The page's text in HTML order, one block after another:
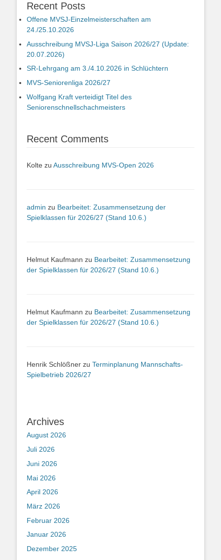
Recent Posts
Offene MVSJ-Einzelmeisterschaften am
24./25.10.2026
Ausschreibung MVSJ-Liga Saison 2026/27 (Update:
20.07.2026)
SR-Lehrgang am 3./4.10.2026 in Schlüchtern
MVS-Seniorenliga 2026/27
Wolfgang Kraft verteidigt Titel des
Seniorenschnellschachmeisters
Recent Comments
Kolte zu Ausschreibung MVS-Open 2026
admin zu Bearbeitet: Zusammensetzung der
Spielklassen für 2026/27 (Stand 10.6.)
Helmut Kaufmann zu Bearbeitet: Zusammensetzung
der Spielklassen für 2026/27 (Stand 10.6.)
Helmut Kaufmann zu Bearbeitet: Zusammensetzung
der Spielklassen für 2026/27 (Stand 10.6.)
Henrik Schlößner zu Terminplanung Mannschafts-
Spielbetrieb 2026/27
Archives
August 2026
Juli 2026
Juni 2026
Mai 2026
April 2026
März 2026
Februar 2026
Januar 2026
Dezember 2025